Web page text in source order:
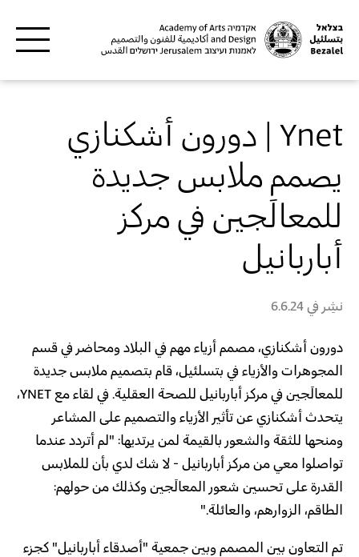
Ynet | دورون أشكنازي
يصمم ملابس جديدة
للمعالَجين في مركز
أباربانيل
نشِر في6.6.24
دورون أشكنازي، مصمم أزياء مهم في البلاد ومحاضر في قسم
المجوهرات والأزياء في بتسلئيل، قام بتصميم ملابس جديدة
للمعالَجين في مركز أباربانيل للصحة العقلية. في لقاء مع YNET،
يتحدث أشكنازي عن تأثير الأزياء والتصميم على المشاعر
ومنحها للثقة والشعور بالقيمة لمن يرتديها: "لم أتردد عندما
تواصلوا معي من مركز أباربانيل - لا شك لدي بأن للملابس
القدرة على تحسين شعور المعالَجين وكذلك من حولهم:
الطاقم، الزوارهم، والعائلة."
تم التعاون بين المصمم وبين جمعية "أصدقاء أباربانيل" كجزء